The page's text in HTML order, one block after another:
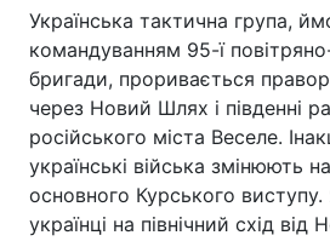
Українська тактична група,
командуванням 95-ї
бригади, проривається
через Новий Шлях і південні
російського міста Веселе.
українські війська змінюють
основного Курського
українці на північний схід